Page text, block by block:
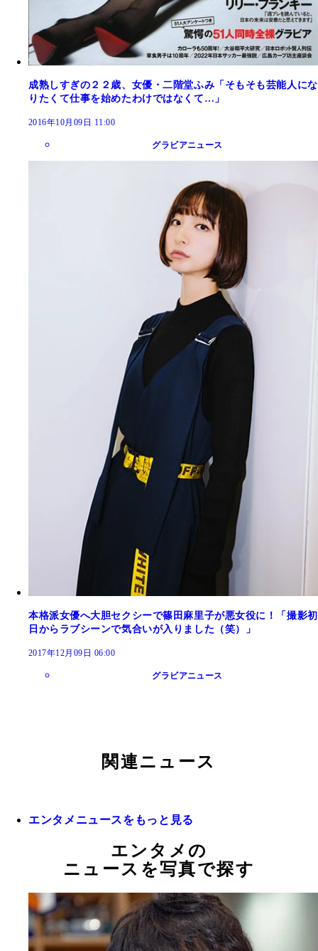
成熟しすぎの２２歳、女優・二階堂ふみ「そもそも芸能人にな
りたくて仕事を始めたわけではなくて…」
2016年10月09日 11:00
グラビアニュース
本格派女優へ大胆セクシーで篠田麻里子が悪女役に！「撮影初
日からラブシーンで気合いが入りました（笑）」
2017年12月09日 06:00
グラビアニュース
関連ニュース
エンタメニュースをもっと見る
エンタメの
ニュースを写真で探す